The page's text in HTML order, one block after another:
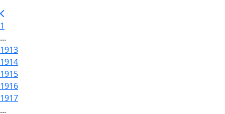
1
...
1913
1914
1915
1916
1917
...